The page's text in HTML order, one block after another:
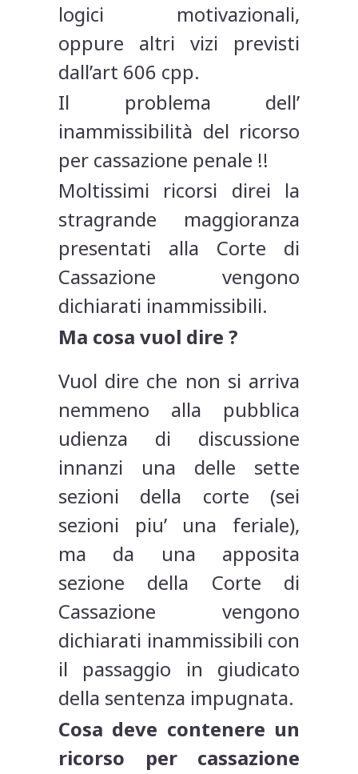
logici motivazionali,
oppure altri vizi previsti
dall’art 606 cpp.
Il problema dell’
inammissibilità del ricorso
per cassazione penale !!
Moltissimi ricorsi direi la
stragrande maggioranza
presentati alla Corte di
Cassazione vengono
dichiarati inammissibili.
Ma cosa vuol dire ?
Vuol dire che non si arriva
nemmeno alla pubblica
udienza di discussione
innanzi una delle sette
sezioni della corte (sei
sezioni piu’ una feriale),
ma da una apposita
sezione della Corte di
Cassazione vengono
dichiarati inammissibili con
il passaggio in giudicato
della sentenza impugnata.
Cosa deve contenere un
ricorso per cassazione